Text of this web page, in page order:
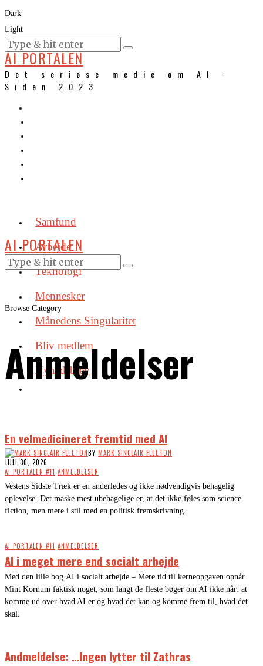
Dark
Light
KURSER
AI PORTALEN
Det seriøse medie om AI -
Siden 2023
Samfund
Arbejde
Teknologi
Mennesker
Månedens Singularitet
Bliv medlem
Nyhedsbrev
AI PORTALEN
Browse Category
Anmeldelser
En velmedicineret fremtid med AI
BY MARK SINCLAIR FLEETON
JULI 30, 2026
AI PORTALEN #11·ANMELDELSER
Vestens Sidste Træk er en anderledes og ikke nødvendigvis behagelig
oplevelse. Det måske mest ubehagelige er, at det ikke føles som science
fiction, men mere i stil med en politisk fremskrivning.
AI PORTALEN #11·ANMELDELSER
AI i meget mere end socialt arbejde
Med den lille bog AI i socialt arbejde – Mere tid til kerneopgaven opnår
Mint Kornum faktisk noget, som langt de fleste bøger om AI ikke når: at
komme ud over hvad AI er og hvad det kan og komme frem til, hvad det
skal.
Andmeldelse: …Ingen lytter til Zathras